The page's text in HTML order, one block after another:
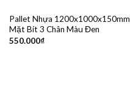
Pallet Nhựa 1200x1000x150mm
Mặt Bít 3 Chân Màu Đen
550.000₫